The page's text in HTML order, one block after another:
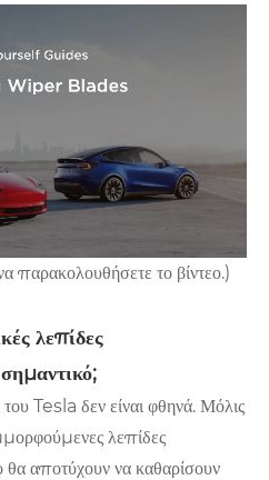
παρακολουθήσετε το βίντεο.)
λεπίδες
Tesla δεν είναι φθηνά. Μόλις
λεπίδες
θα αποτύχουν να καθαρίσουν